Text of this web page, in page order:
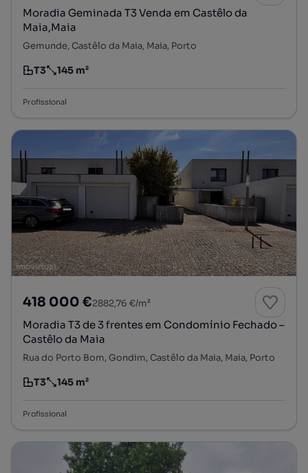
Moradia Geminada T3 Venda em Castêlo da
Maia,Maia
Gemunde, Castêlo da Maia, Maia, Porto
Tipologia
T3
Preço por metro quadrado
145 m²
Profissional
418 000 €2882,76 €/m²
Moradia T3 de 3 frentes em Condomínio Fechado –
Castêlo da Maia
Rua do Porto Bom, Gondim, Castêlo da Maia, Maia, Porto
Tipologia
T3
Preço por metro quadrado
145 m²
Profissional